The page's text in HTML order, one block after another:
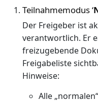
Teilnahmemodus ‘
Der Freigeber ist
verantwortlich. Er
freizugebende
Freigabeliste
Hinweise:
Alle